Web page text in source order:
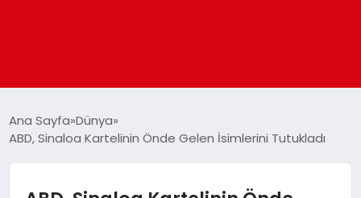
Ana Sayfa Dünya
ABD, Sinaloa Kartelinin Önde Gelen İsimlerini Tutukladı